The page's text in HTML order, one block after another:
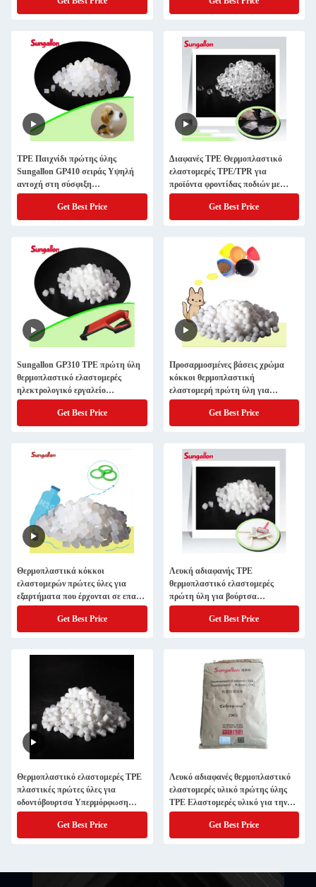
NSF/GB 17219 Συμμορφούμενοι
Πυλώματα Νερού Ακατέργαστη
ΤΡΕ Παιχνίδι πρώτης ύλης
Sungallon GP410 σειράς Υψηλή
αντοχή στη σύσφιξη
Θερμοπλαστικό ελαστομερές σε
μορφή κόκκωνGet Best Price
Διαφανές TPE Θερμοπλαστικό
ελαστομερές TPE/TPR για
προϊόντα φροντίδας ποδιών με
μαλακά ινσουλάκια
Get Best Price
Sungallon GP310 TPE πρώτη ύλη
θερμοπλαστικό ελαστομερές
ηλεκτρολογικό εργαλείο
αντρίσκεπτο υλικό
Get Best Price
Προσαρμοσμένες βάσεις χρώμα
κόκκοι θερμοπλαστική
ελαστομερή πρώτη ύλη για
αναδιπλούμενο δοχείο κατοικίδιων
Get Best Price
Θερμοπλαστικά κόκκοι
ελαστομερών πρώτες ύλες για
εξαρτήματα που έρχονται σε επαφή
με νερό
Get Best Price
Λευκή αδιαφανής TPE
θερμοπλαστικό ελαστομερές
πρώτη ύλη για βούρτσα
κατοικίδιων
Get Best Price
Θερμοπλαστικό ελαστομερές TPE
πλαστικές πρώτες ύλες για
οδοντόβουρτσα Υπερμόρφωση
χειριστή βαθμολόγηση
Σχηματισμός Granule εμφάνιση
Get Best Price
Λευκό αδιαφανές θερμοπλαστικό
ελαστομερές υλικό πρώτης ύλης
TPE Ελαστομερές υλικό για την
κατασκευή καστορικών τροχών
Get Best Price